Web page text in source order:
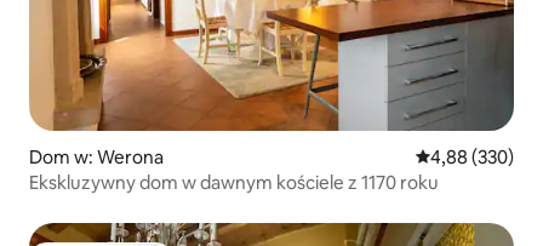
Dom w: Werona Średnia
4,88 (330)
Ekskluzywny dom w dawnym kościele z 1170 roku